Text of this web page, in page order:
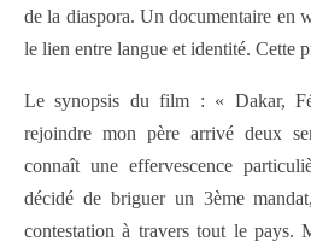
de la diaspora. Un documentaire en
le lien entre langue et identité. Cette
Le synopsis du film : « Dakar,
rejoindre mon père arrivé deux
connaît une effervescence
décidé de briguer un 3ème
contestation à travers tout le pays.